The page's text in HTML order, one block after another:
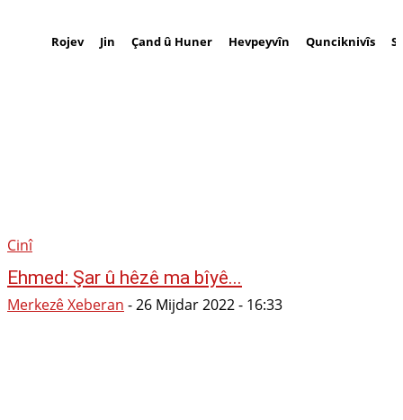
Rojev Jin Çand û Huner Hevpeyvîn Qunciknivîs
Cinî
Ehmed: Şar û hêzê ma bîyê...
Merkezê Xeberan -26 Mijdar 2022 - 16:33